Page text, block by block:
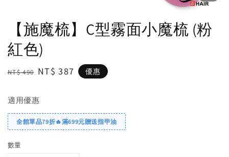
【施魔梳】C型霧面小魔梳 (粉
紅色)
Regular
NT$ 490 Sale
NT$ 387 優惠
適用優惠
全館單品79折🔥滿699元贈送指甲油
數量